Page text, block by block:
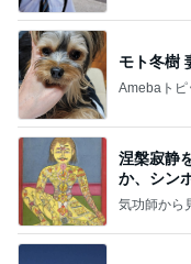
モト冬樹
Amebaトピ
涅槃寂静
か、シン
ことが
気功師から